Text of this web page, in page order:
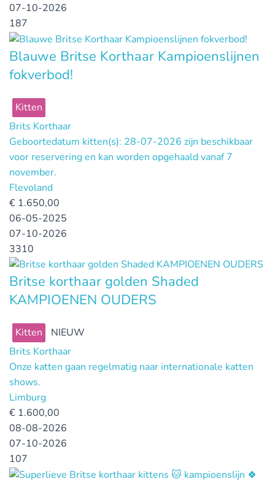
07-10-2026
187
Blauwe Britse Korthaar Kampioenslijnen
fokverbod!
Kitten
Brits Korthaar
Geboortedatum kitten(s): 28-07-2026 zijn beschikbaar
voor reservering en kan worden opgehaald vanaf 7
november.
Flevoland
€ 1.650,00
06-05-2025
07-10-2026
3310
Britse korthaar golden Shaded
KAMPIOENEN OUDERS
Kitten
NIEUW
Brits Korthaar
Onze katten gaan regelmatig naar internationale katten
shows.
Limburg
€ 1.600,00
08-08-2026
07-10-2026
107